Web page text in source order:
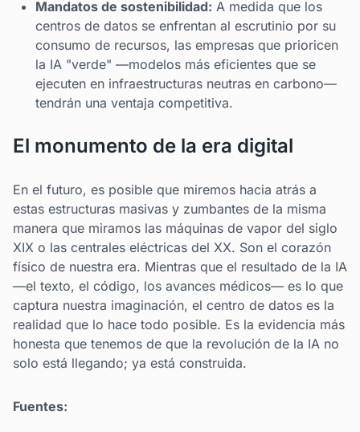
Mandatos de sostenibilidad: A medida que los
centros de datos se enfrentan al escrutinio por su
consumo de recursos, las empresas que prioricen
la IA "verde" —modelos más eficientes que se
ejecuten en infraestructuras neutras en carbono—
tendrán una ventaja competitiva.
El monumento de la era digital
En el futuro, es posible que miremos hacia atrás a
estas estructuras masivas y zumbantes de la misma
manera que miramos las máquinas de vapor del siglo
XIX o las centrales eléctricas del XX. Son el corazón
físico de nuestra era. Mientras que el resultado de la IA
—el texto, el código, los avances médicos— es lo que
captura nuestra imaginación, el centro de datos es la
realidad que lo hace todo posible. Es la evidencia más
honesta que tenemos de que la revolución de la IA no
solo está llegando; ya está construida.
Fuentes: